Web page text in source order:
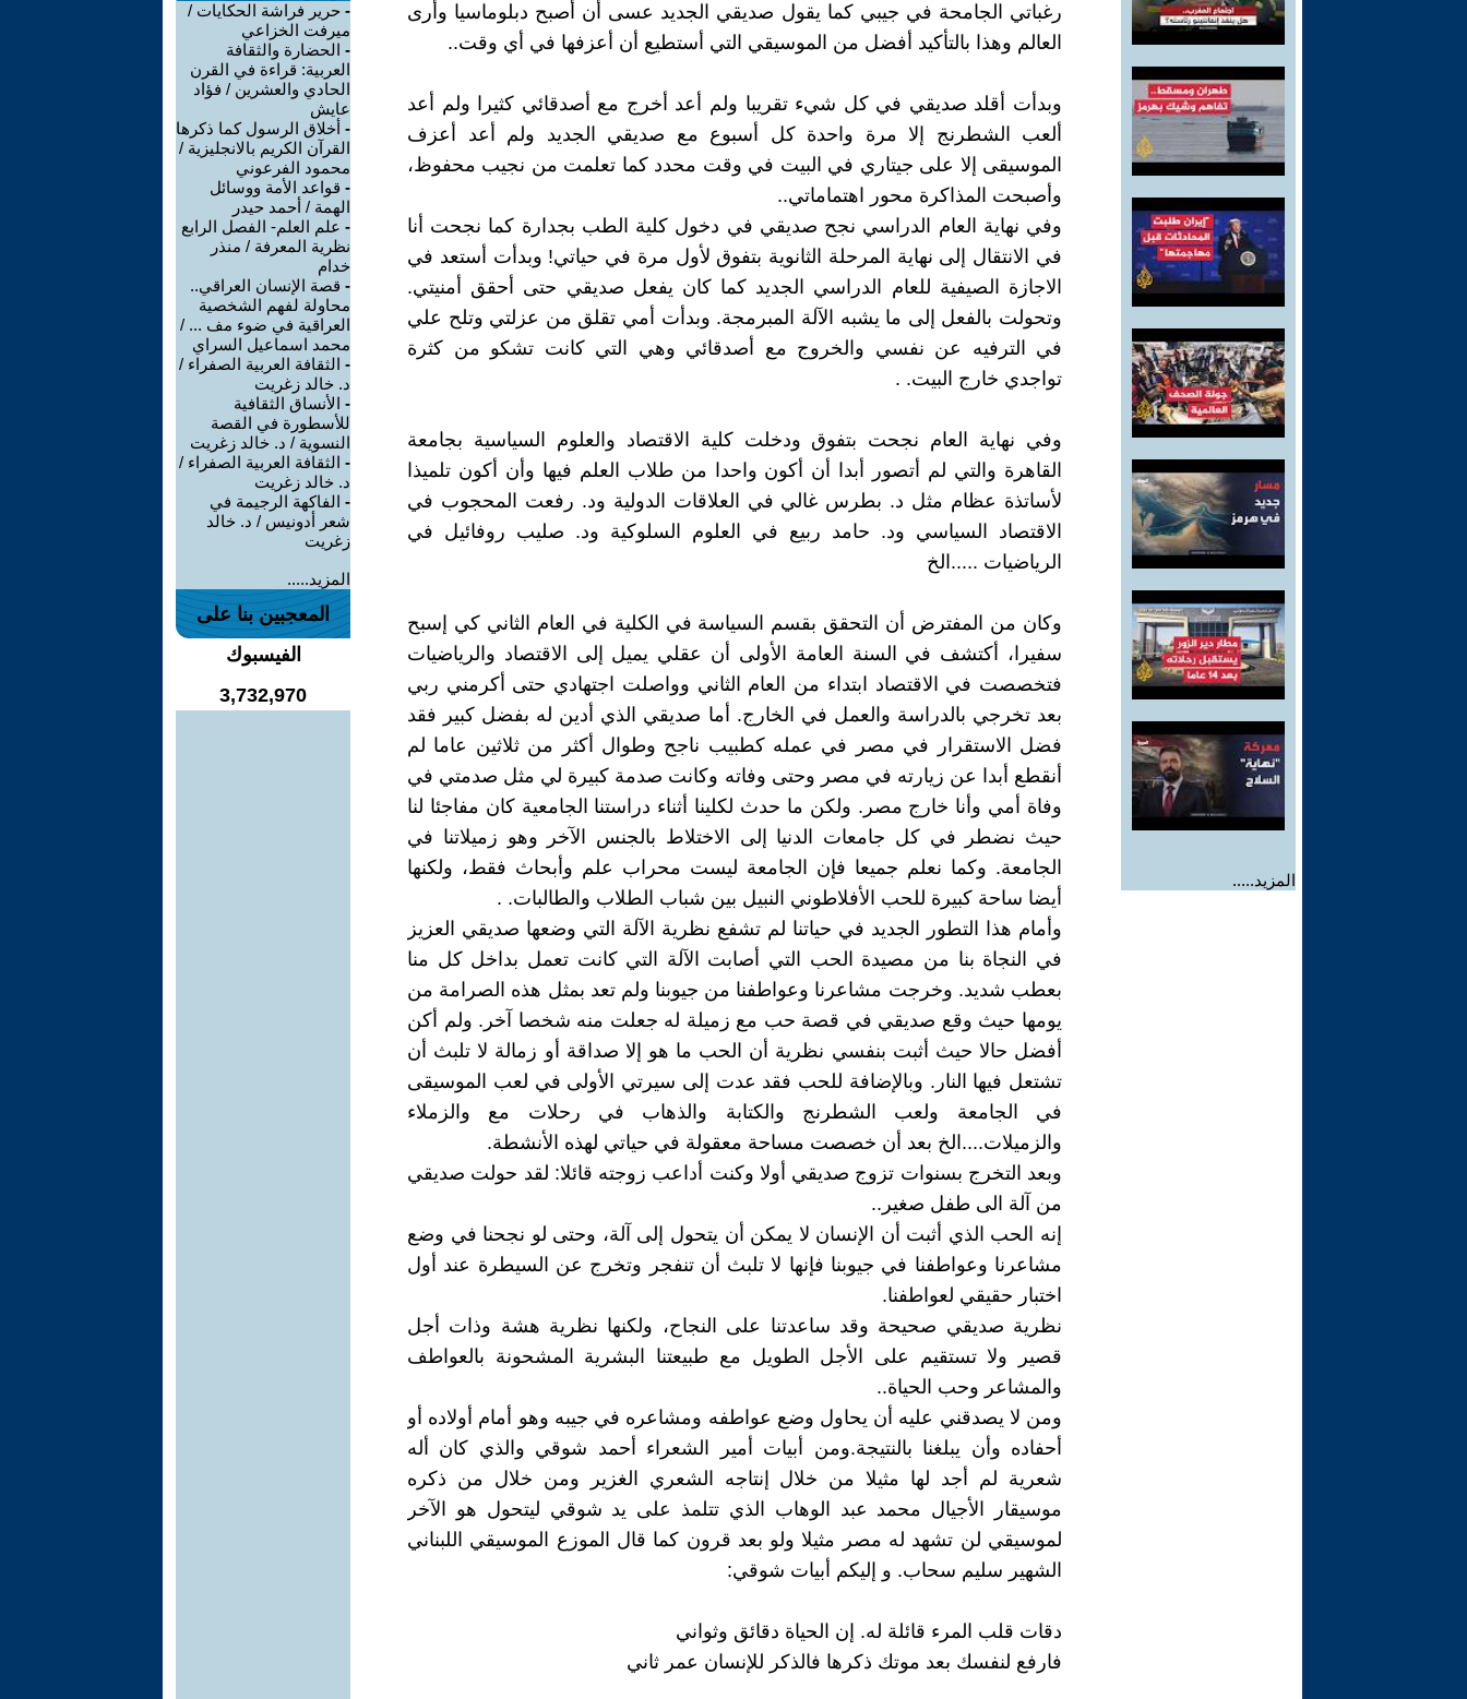
المزيد.....
رغباتي الجامحة في جيبي كما يقول صديقي الجديد عسى أن أصبح دبلوماسيا وأرى
العالم وهذا بالتأكيد أفضل من الموسيقي التي أستطيع أن أعزفها في أي وقت..
وبدأت أقلد صديقي في كل شيء تقريبا ولم أعد أخرج مع أصدقائي كثيرا ولم أعد
ألعب الشطرنج إلا مرة واحدة كل أسبوع مع صديقي الجديد ولم أعد أعزف
الموسيقى إلا على جيتاري في البيت في وقت محدد كما تعلمت من نجيب محفوظ،
وأصبحت المذاكرة محور اهتماماتي..
وفي نهاية العام الدراسي نجح صديقي في دخول كلية الطب بجدارة كما نجحت أنا
في الانتقال إلى نهاية المرحلة الثانوية بتفوق لأول مرة في حياتي! وبدأت أستعد في
الاجازة الصيفية للعام الدراسي الجديد كما كان يفعل صديقي حتى أحقق أمنيتي.
وتحولت بالفعل إلى ما يشبه الآلة المبرمجة. وبدأت أمي تقلق من عزلتي وتلح علي
في الترفيه عن نفسي والخروج مع أصدقائي وهي التي كانت تشكو من كثرة
تواجدي خارج البيت. .
وفي نهاية العام نجحت بتفوق ودخلت كلية الاقتصاد والعلوم السياسية بجامعة
القاهرة والتي لم أتصور أبدا أن أكون واحدا من طلاب العلم فيها وأن أكون تلميذا
لأساتذة عظام مثل د. بطرس غالي في العلاقات الدولية ود. رفعت المحجوب في
الاقتصاد السياسي ود. حامد ربيع في العلوم السلوكية ود. صليب روفائيل في
الرياضيات .....الخ
وكان من المفترض أن التحقق بقسم السياسة في الكلية في العام الثاني كي إسبح
سفيرا، أكتشف في السنة العامة الأولى أن عقلي يميل إلى الاقتصاد والرياضيات
فتخصصت في الاقتصاد ابتداء من العام الثاني وواصلت اجتهادي حتى أكرمني ربي
بعد تخرجي بالدراسة والعمل في الخارج. أما صديقي الذي أدين له بفضل كبير فقد
فضل الاستقرار في مصر في عمله كطبيب ناجح وطوال أكثر من ثلاثين عاما لم
أنقطع أبدا عن زيارته في مصر وحتى وفاته وكانت صدمة كبيرة لي مثل صدمتي في
وفاة أمي وأنا خارج مصر. ولكن ما حدث لكلينا أثناء دراستنا الجامعية كان مفاجئا لنا
حيث نضطر في كل جامعات الدنيا إلى الاختلاط بالجنس الآخر وهو زميلاتنا في
الجامعة. وكما نعلم جميعا فإن الجامعة ليست محراب علم وأبحاث فقط، ولكنها
أيضا ساحة كبيرة للحب الأفلاطوني النبيل بين شباب الطلاب والطالبات. .
وأمام هذا التطور الجديد في حياتنا لم تشفع نظرية الآلة التي وضعها صديقي العزيز
في النجاة بنا من مصيدة الحب التي أصابت الآلة التي كانت تعمل بداخل كل منا
بعطب شديد. وخرجت مشاعرنا وعواطفنا من جيوبنا ولم تعد بمثل هذه الصرامة من
يومها حيث وقع صديقي في قصة حب مع زميلة له جعلت منه شخصا آخر. ولم أكن
أفضل حالا حيث أثبت بنفسي نظرية أن الحب ما هو إلا صداقة أو زمالة لا تلبث أن
تشتعل فيها النار. وبالإضافة للحب فقد عدت إلى سيرتي الأولى في لعب الموسيقى
في الجامعة ولعب الشطرنج والكتابة والذهاب في رحلات مع والزملاء
والزميلات....الخ بعد أن خصصت مساحة معقولة في حياتي لهذه الأنشطة.
وبعد التخرج بسنوات تزوج صديقي أولا وكنت أداعب زوجته قائلا: لقد حولت صديقي
من آلة الى طفل صغير..
إنه الحب الذي أثبت أن الإنسان لا يمكن أن يتحول إلى آلة، وحتى لو نجحنا في وضع
مشاعرنا وعواطفنا في جيوبنا فإنها لا تلبث أن تنفجر وتخرج عن السيطرة عند أول
اختبار حقيقي لعواطفنا.
نظرية صديقي صحيحة وقد ساعدتنا على النجاح، ولكنها نظرية هشة وذات أجل
قصير ولا تستقيم على الأجل الطويل مع طبيعتنا البشرية المشحونة بالعواطف
والمشاعر وحب الحياة..
ومن لا يصدقني عليه أن يحاول وضع عواطفه ومشاعره في جيبه وهو أمام أولاده أو
أحفاده وأن يبلغنا بالنتيجة.ومن أبيات أمير الشعراء أحمد شوقي والذي كان أله
شعرية لم أجد لها مثيلا من خلال إنتاجه الشعري الغزير ومن خلال من ذكره
موسيقار الأجيال محمد عبد الوهاب الذي تتلمذ على يد شوقي ليتحول هو الآخر
لموسيقي لن تشهد له مصر مثيلا ولو بعد قرون كما قال الموزع الموسيقي اللبناني
الشهير سليم سحاب. و إليكم أبيات شوقي:
دقات قلب المرء قائلة له. إن الحياة دقائق وثواني
فارفع لنفسك بعد موتك ذكرها فالذكر للإنسان عمر ثاني
- حرير فراشة الحكايات /
ميرفت الخزاعي
- الحضارة والثقافة
العربية: قراءة في القرن
الحادي والعشرين / فؤاد
عايش
- أخلاق الرسول كما ذكرها
القرآن الكريم بالانجليزية /
محمود الفرعوني
- قواعد الأمة ووسائل
الهمة / أحمد حيدر
- علم العلم- الفصل الرابع
نظرية المعرفة / منذر
خدام
- قصة الإنسان العراقي..
محاولة لفهم الشخصية
العراقية في ضوء مف ... /
محمد اسماعيل السراي
- الثقافة العربية الصفراء /
د. خالد زغريت
- الأنساق الثقافية
للأسطورة في القصة
النسوية / د. خالد زغريت
- الثقافة العربية الصفراء /
د. خالد زغريت
- الفاكهة الرجيمة في
شعر أدونيس / د. خالد
زغريت
المزيد.....
المعجبين بنا على
الفيسبوك
3,732,970